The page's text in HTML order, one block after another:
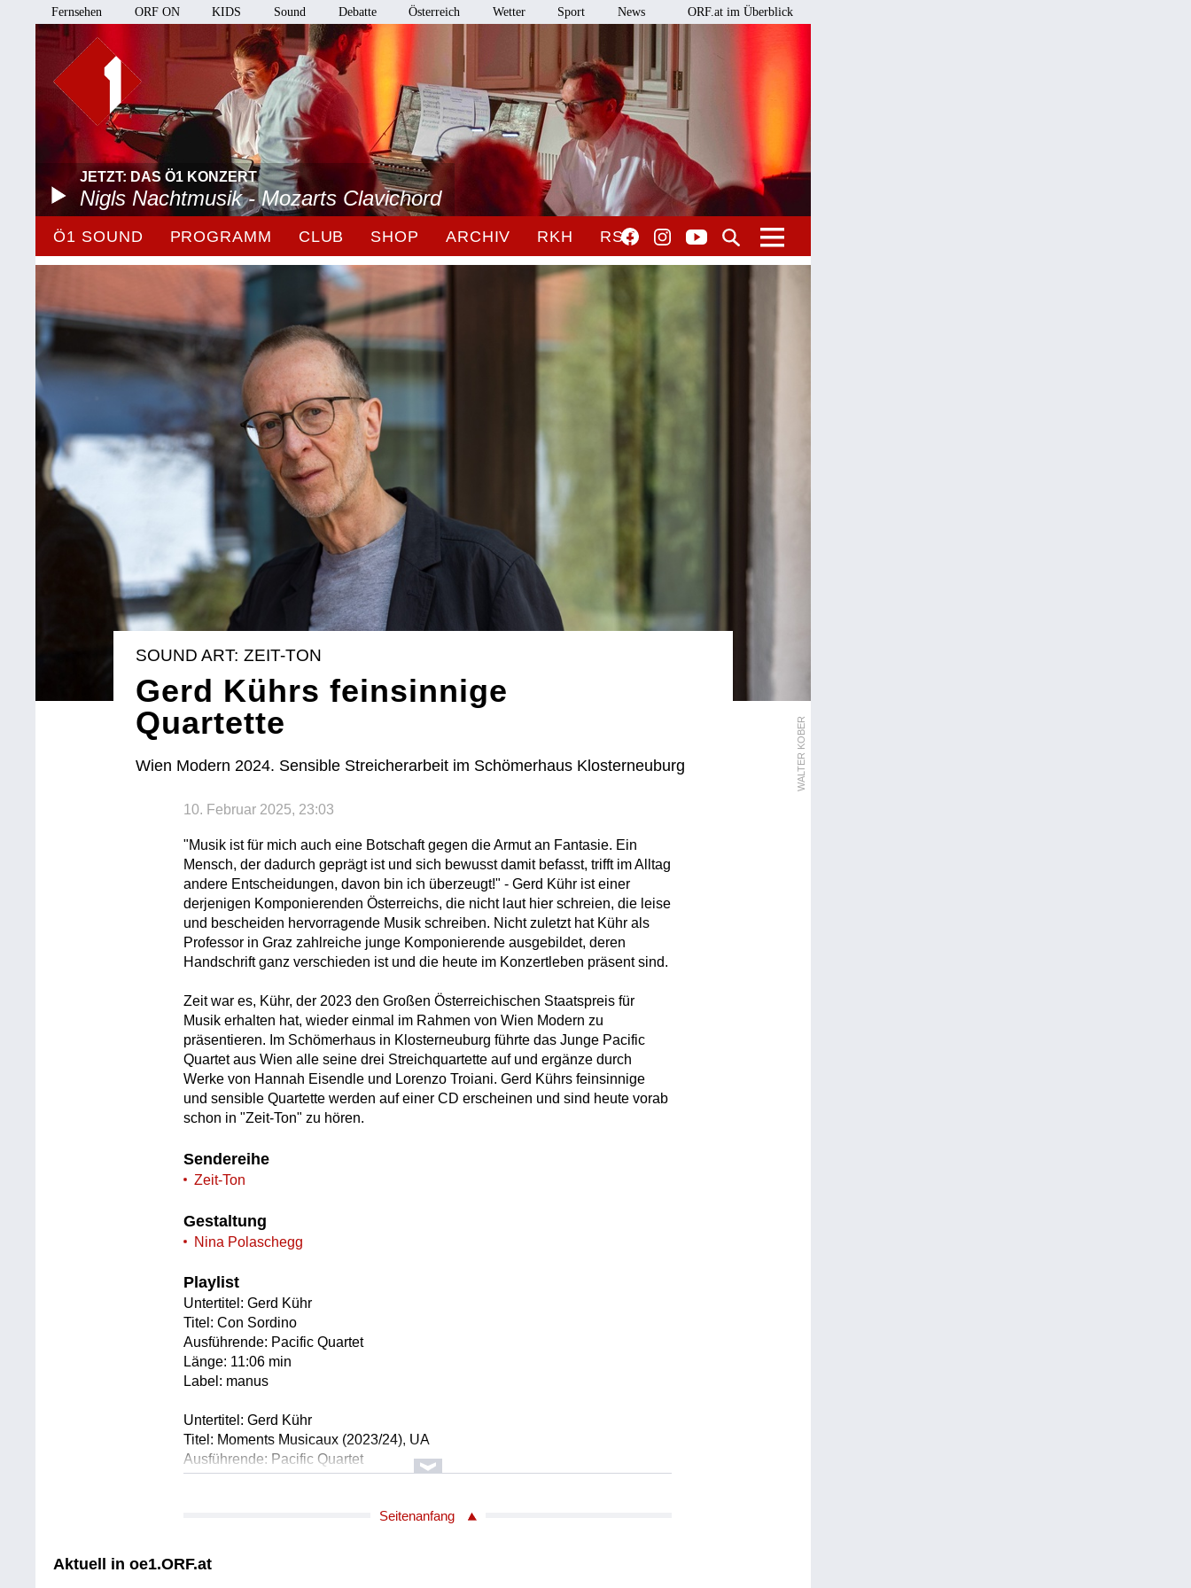
Fernsehen ORF ON KIDS Sound Debatte Österreich Wetter Sport News ORF.at im Überblick
JETZT: DAS Ö1 KONZERT
Nigls Nachtmusik - Mozarts Clavichord
Ö1 SOUND PROGRAMM CLUB SHOP ARCHIV RKH RSO
WALTER KOBER
SOUND ART: ZEIT-TON
Gerd Kührs feinsinnige
Quartette
Wien Modern 2024. Sensible Streicherarbeit im Schömerhaus Klosterneuburg
10. Februar 2025, 23:03
"Musik ist für mich auch eine Botschaft gegen die Armut an Fantasie. Ein
Mensch, der dadurch geprägt ist und sich bewusst damit befasst, trifft im Alltag
andere Entscheidungen, davon bin ich überzeugt!" - Gerd Kühr ist einer
derjenigen Komponierenden Österreichs, die nicht laut hier schreien, die leise
und bescheiden hervorragende Musik schreiben. Nicht zuletzt hat Kühr als
Professor in Graz zahlreiche junge Komponierende ausgebildet, deren
Handschrift ganz verschieden ist und die heute im Konzertleben präsent sind.
Zeit war es, Kühr, der 2023 den Großen Österreichischen Staatspreis für
Musik erhalten hat, wieder einmal im Rahmen von Wien Modern zu
präsentieren. Im Schömerhaus in Klosterneuburg führte das Junge Pacific
Quartet aus Wien alle seine drei Streichquartette auf und ergänze durch
Werke von Hannah Eisendle und Lorenzo Troiani. Gerd Kührs feinsinnige
und sensible Quartette werden auf einer CD erscheinen und sind heute vorab
schon in "Zeit-Ton" zu hören.
Sendereihe
Zeit-Ton
Gestaltung
Nina Polaschegg
Playlist
Untertitel: Gerd Kühr
Titel: Con Sordino
Ausführende: Pacific Quartet
Länge: 11:06 min
Label: manus
Untertitel: Gerd Kühr
Titel: Moments Musicaux (2023/24), UA
Ausführende: Pacific Quartet
Länge: 16:20 min
Titel: Sanguinante
Seitenanfang
Aktuell in oe1.ORF.at